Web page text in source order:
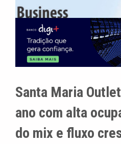
Santa Maria
ano com alta
do mix e fluxo